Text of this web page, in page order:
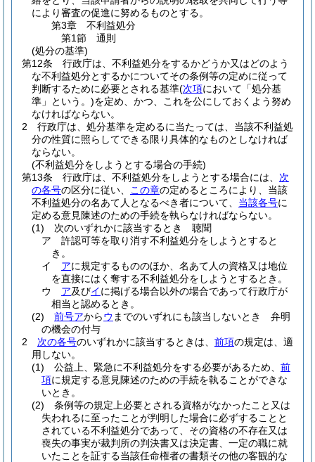
により審査の促進に努めるものとする。
第3章
不利益処分
第1節
通則
(処分の基準)
第12条
行政庁は、不利益処分をするかどうか又はどのよう
な不利益処分とするかについてその条例等の定めに従って
判断するために必要とされる基準(次項において「処分基
準」という。)を定め、かつ、これを公にしておくよう努め
なければならない。
2
行政庁は、処分基準を定めるに当たっては、当該不利益処
分の性質に照らしてできる限り具体的なものとしなければ
ならない。
(不利益処分をしようとする場合の手続)
第13条
行政庁は、不利益処分をしようとする場合には、 次
の各号の区分に従い、 この章の定めるところにより、当該
不利益処分の名あて人となるべき者について、 当該各号に
定める意見陳述のための手続を執らなければならない。
(1)
次のいずれかに該当するとき 聴聞
ア
許認可等を取り消す不利益処分をしようとすると
き。
イ
アに規定するもののほか、名あて人の資格又は地位
を直接にはく奪する不利益処分をしようとするとき。
ウ
ア及びイに掲げる場合以外の場合であって行政庁が
相当と認めるとき。
(2)
前号アからウ までのいずれにも該当しないとき 弁明
の機会の付与
2
次の各号のいずれかに該当するときは、 前項の規定は、適
用しない。
(1)
公益上、緊急に不利益処分をする必要があるため、 前
項に規定する意見陳述のための手続を執ることができな
いとき。
(2)
条例等の規定上必要とされる資格がなかったこと又は
失われるに至ったことが判明した場合に必ずすることと
されている不利益処分であって、その資格の不存在又は
喪失の事実が裁判所の判決書又は決定書、一定の職に就
いたことを証する当該任命権者の書類その他の客観的な